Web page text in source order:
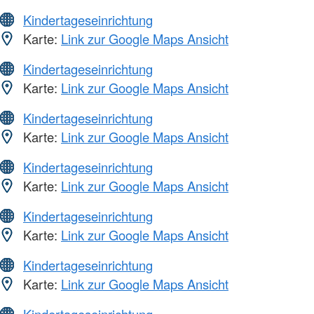
Kindertageseinrichtung
Karte: Link zur Google Maps Ansicht
Kindertageseinrichtung
Karte: Link zur Google Maps Ansicht
Kindertageseinrichtung
Karte: Link zur Google Maps Ansicht
Kindertageseinrichtung
Karte: Link zur Google Maps Ansicht
Kindertageseinrichtung
Karte: Link zur Google Maps Ansicht
Kindertageseinrichtung
Karte: Link zur Google Maps Ansicht